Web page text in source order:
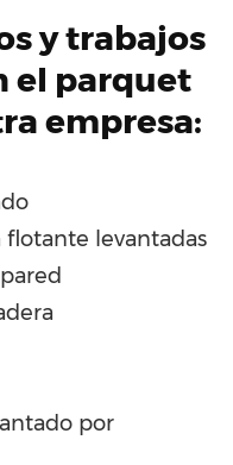
y trabajos
el parquet
empresa:
levantadas
por